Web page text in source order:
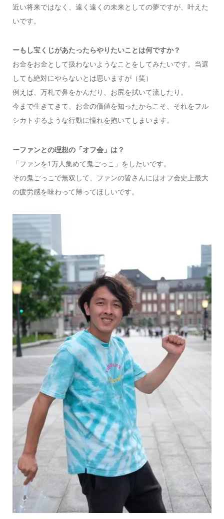
近い将来ではなく、遠く遠くの未来としての夢ですが、叶えた
いです。
ーもし宝くじがあたったらやりたいことは何ですか？
お金をお金として扱わないようなことをしてみたいです。当選
しても絶対にやらないとは思いますが（笑）
例えば、万札で鼻をかんだり、お尻を拭いて流したり。
今まで生きてきて、お金の価値を知ったからこそ、それをフル
シカトするような行動に憧れを抱いてしまいます。
ーファンとの理想の「オフ会」は？
「ファンを1万人集めて鬼ごっこ」をしたいです。
その鬼ごっこで無双して、ファンの皆さんにはオフ会史上最大
の疲労感を味わって帰ってほしいです。